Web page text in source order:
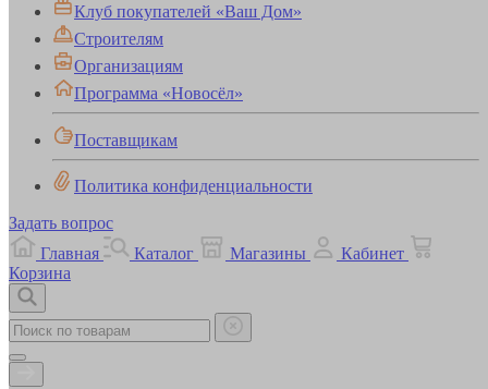
Клуб покупателей «Ваш Дом»
Строителям
Организациям
Программа «Новосёл»
Поставщикам
Политика конфиденциальности
Задать вопрос
Главная
Каталог Магазины
Кабинет
Корзина